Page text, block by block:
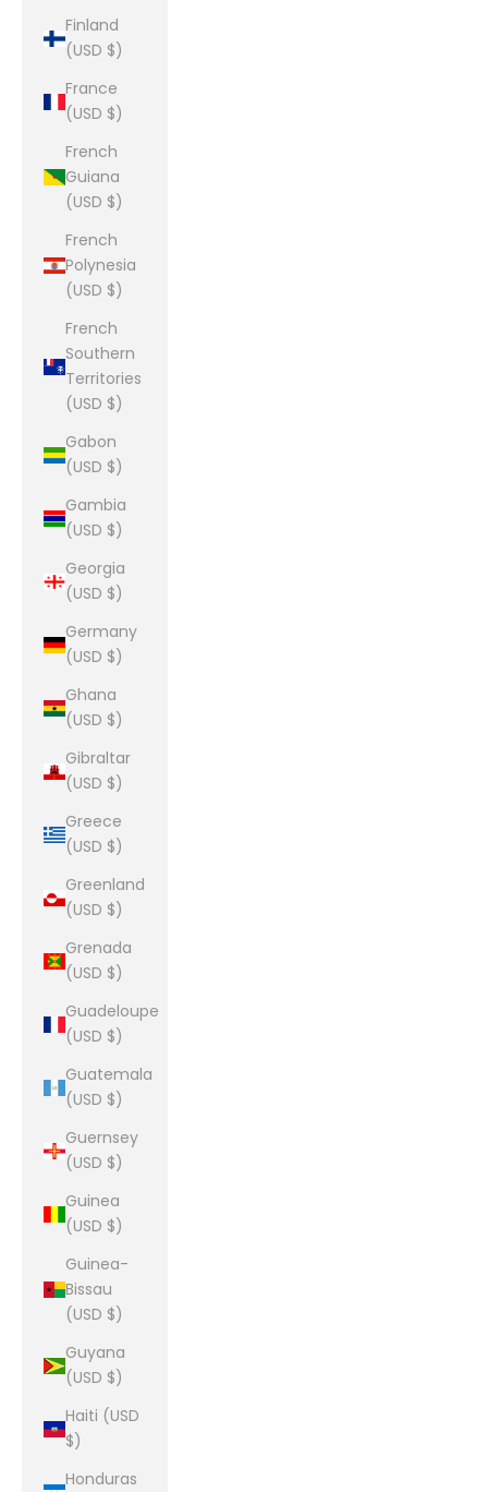
Finland
(USD $)
France
(USD $)
French
Guiana
(USD $)
French
Polynesia
(USD $)
French
Southern
Territories
(USD $)
Gabon
(USD $)
Gambia
(USD $)
Georgia
(USD $)
Germany
(USD $)
Ghana
(USD $)
Gibraltar
(USD $)
Greece
(USD $)
Greenland
(USD $)
Grenada
(USD $)
Guadeloupe
(USD $)
Guatemala
(USD $)
Guernsey
(USD $)
Guinea
(USD $)
Guinea-
Bissau
(USD $)
Guyana
(USD $)
Haiti (USD
$)
Honduras